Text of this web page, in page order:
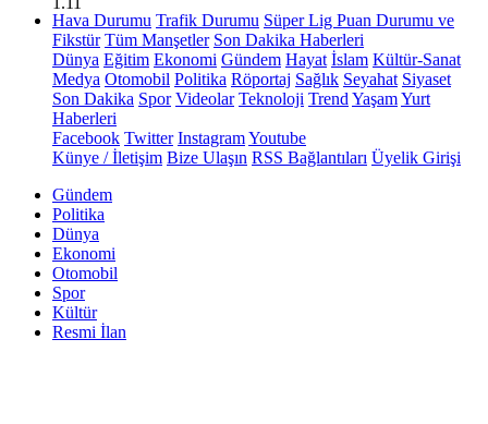
Hava Durumu Trafik Durumu Süper Lig Puan Durumu ve
Fikstür Tüm Manşetler Son Dakika Haberleri
Dünya Eğitim Ekonomi Gündem Hayat İslam Kültür-Sanat
Medya Otomobil Politika Röportaj Sağlık Seyahat Siyaset
Son Dakika Spor Videolar Teknoloji Trend YaşamYurt
Haberleri
Facebook Twitter InstagramYoutube
Künye / İletişim Bize Ulaşın RSS Bağlantıları Üyelik Girişi
Gündem
Politika
Dünya
Ekonomi
Otomobil
Spor
Kültür
Resmi İlan